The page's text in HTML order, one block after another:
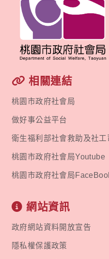
相關連結
桃園市政府社會局
做好事公益平台
衛生福利部社會救助及社工
桃園市政府社會局Youtube
桃園市政府社會局
網站資訊
政府網站資料開放宣告
隱私權保護政策